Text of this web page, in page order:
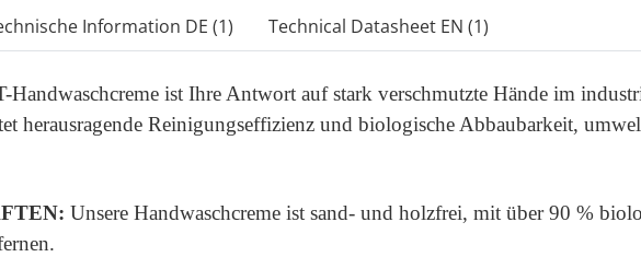
Information DE (1) Technical Datasheet EN (1)
Handwaschcreme ist Ihre Antwort auf stark verschmutzte Hände im
herausragende Reinigungseffizienz und biologische Abbaubarkeit,
Unsere Handwaschcreme ist sand- und holzfrei, mit über 90 %